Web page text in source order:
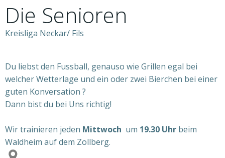
Die Senioren
Kreisliga Neckar/ Fils
Du liebst den Fussball, genauso wie Grillen egal bei
welcher Wetterlage und ein oder zwei Bierchen bei einer
guten Konversation ?
Dann bist du bei Uns richtig!
Wir trainieren jeden Mittwoch um 19.30 Uhr beim
Waldheim auf dem Zollberg.